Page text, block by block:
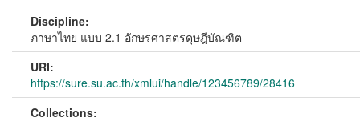
Discipline:
ภาษาไทย แบบ 2.1 อักษรศาสตรดุษฎีบัณฑิต
URI:
https://sure.su.ac.th/xmlui/handle/123456789/28416
Collections: